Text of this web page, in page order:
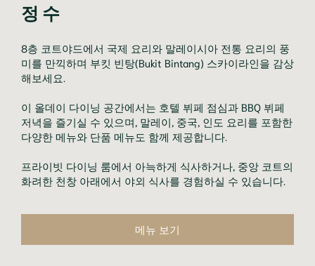
정수
8층 코트야드에서 국제 요리와 말레이시아 전통 요리의 풍
미를 만끽하며 부킷 빈탕(Bukit Bintang) 스카이라인을 감상
해보세요.
이 올데이 다이닝 공간에서는 호텔 뷔페 점심과 BBQ 뷔페
저녁을 즐기실 수 있으며, 말레이, 중국, 인도 요리를 포함한
다양한 메뉴와 단품 메뉴도 함께 제공합니다.
프라이빗 다이닝 룸에서 아늑하게 식사하거나, 중앙 코트의
화려한 천창 아래에서 야외 식사를 경험하실 수 있습니다.
메뉴 보기